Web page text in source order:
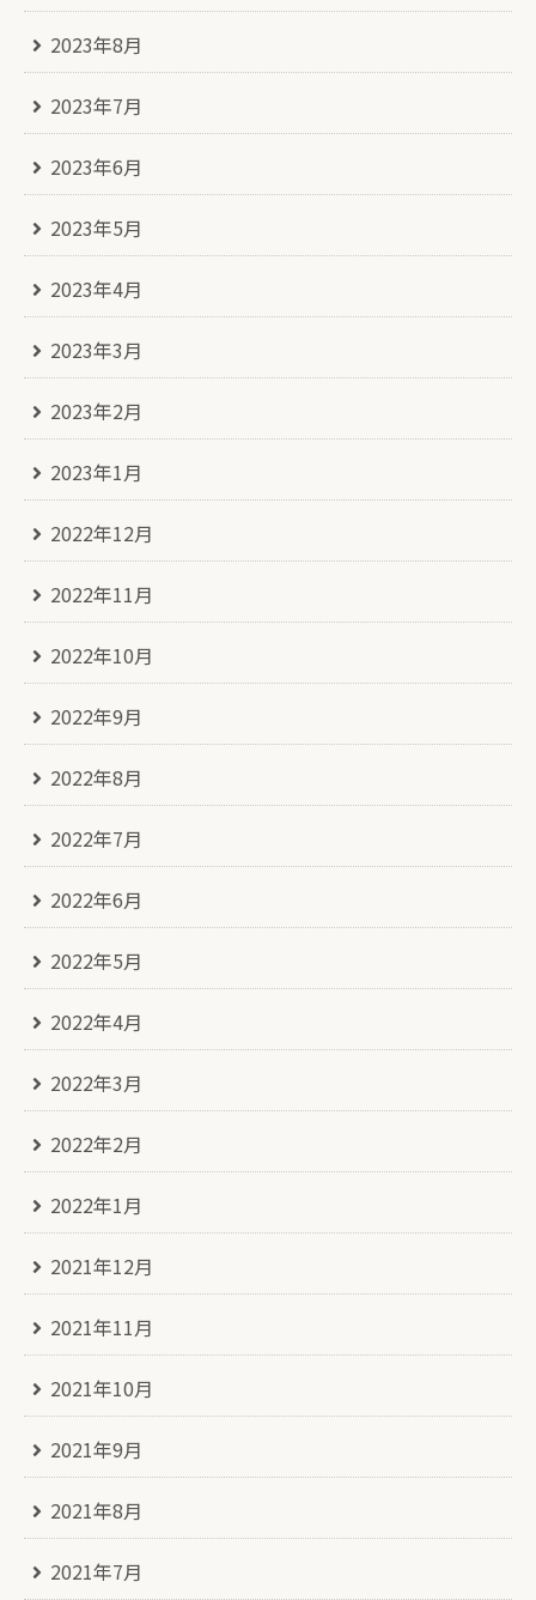
2023年8月
2023年7月
2023年6月
2023年5月
2023年4月
2023年3月
2023年2月
2023年1月
2022年12月
2022年11月
2022年10月
2022年9月
2022年8月
2022年7月
2022年6月
2022年5月
2022年4月
2022年3月
2022年2月
2022年1月
2021年12月
2021年11月
2021年10月
2021年9月
2021年8月
2021年7月